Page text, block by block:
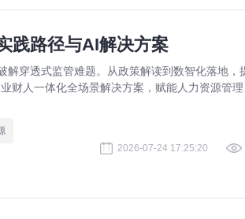
践路径与AI解决方案
解穿透式监管难题。从政策解读到数智化落地，
财人一体化全场景解决方案，赋能人力资源管
2026-07-24 17:25:20